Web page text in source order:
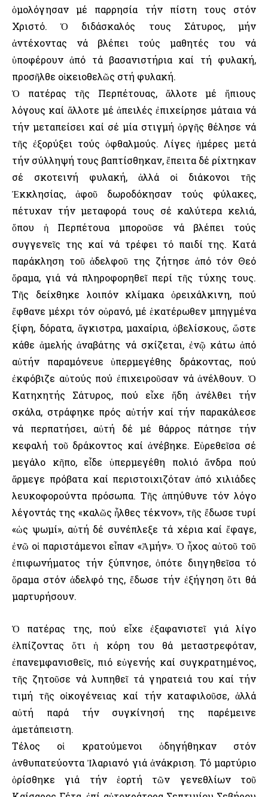
ὁμολόγησαν μέ παρρησία τήν πίστη τους στόν
Χριστό. Ὁ διδάσκαλός τους Σάτυρος, μήν
ἀντέχοντας νά βλέπει τούς μαθητές του νά
ὑποφέρουν ἀπό τά βασανιστήρια καί τή φυλακή,
προσῆλθε οἰκειοθελῶς στή φυλακή.
Ὁ πατέρας τῆς Περπέτουας, ἄλλοτε μέ ἤπιους
λόγους καί ἄλλοτε μέ ἀπειλές ἐπιχείρησε μάταια νά
τήν μεταπείσει καί σέ μία στιγμή ὀργῆς θέλησε νά
τῆς ἐξορύξει τούς ὀφθαλμούς. Λίγες ἡμέρες μετά
τήν σύλληψή τους βαπτίσθηκαν, ἔπειτα δέ ρίχτηκαν
σέ σκοτεινή φυλακή, ἀλλά οἱ διάκονοι τῆς
Ἐκκλησίας, ἀφοῦ δωροδόκησαν τούς φύλακες,
πέτυχαν τήν μεταφορά τους σέ καλύτερα κελιά,
ὅπου ἡ Περπέτουα μποροῦσε νά βλέπει τούς
συγγενεῖς της καί νά τρέφει τό παιδί της. Κατά
παράκληση τοῦ ἀδελφοῦ της ζήτησε ἀπό τόν Θεό
ὅραμα, γιά νά πληροφορηθεῖ περί τῆς τύχης τους.
Τῆς δείχθηκε λοιπόν κλίμακα ὀρειχάλκινη, πού
ἔφθανε μέχρι τόν οὐρανό, μέ ἑκατέρωθεν μπηγμένα
ξίφη, δόρατα, ἄγκιστρα, μαχαίρια, ὀβελίσκους, ὥστε
κάθε ἀμελής ἀναβάτης νά σκίζεται, ἐνῷ κάτω ἀπό
αὐτήν παραμόνευε ὑπερμεγέθης δράκοντας, πού
ἐκφόβιζε αὐτούς πού ἐπιχειροῦσαν νά ἀνέλθουν. Ὁ
Κατηχητής Σάτυρος, πού εἶχε ἤδη ἀνέλθει τήν
σκάλα, στράφηκε πρός αὐτήν καί τήν παρακάλεσε
νά περπατήσει, αὐτή δέ μέ θάρρος πάτησε τήν
κεφαλή τοῦ δράκοντος καί ἀνέβηκε. Εὑρεθεῖσα σέ
μεγάλο κῆπο, εἶδε ὑπερμεγέθη πολιό ἄνδρα πού
ἄρμεγε πρόβατα καί περιστοιχιζόταν ἀπό χιλιάδες
λευκοφορούντα πρόσωπα. Τῆς ἀπηύθυνε τόν λόγο
λέγοντάς της «καλῶς ἦλθες τέκνον», τῆς ἔδωσε τυρί
«ὡς ψωμί», αὐτή δέ συνέπλεξε τά χέρια καί ἔφαγε,
ἐνῶ οἱ παριστάμενοι εἶπαν «Ἀμήν». Ὁ ἦχος αὐτοῦ τοῦ
ἐπιφωνήματος τήν ξύπνησε, ὁπότε διηγηθεῖσα τό
ὅραμα στόν ἀδελφό της, ἔδωσε τήν ἐξήγηση ὅτι θά
μαρτυρήσουν.
Ὁ πατέρας της, πού εἶχε ἐξαφανιστεῖ γιά λίγο
ἐλπίζοντας ὅτι ἡ κόρη του θά μεταστρεφόταν,
ἐπανεμφανισθεῖς, πιό εὐγενής καί συγκρατημένος,
τῆς ζητοῦσε νά λυπηθεῖ τά γηρατειά του καί τήν
τιμή τῆς οἰκογένειας καί τήν καταφιλοῦσε, ἀλλά
αὐτή παρά τήν συγκίνησή της παρέμεινε
ἀμετάπειστη.
Τέλος οἱ κρατούμενοι ὁδηγήθηκαν στόν
ἀνθυπατεύοντα Ἰλαριανό γιά ἀνάκριση. Τό μαρτύριο
ὁρίσθηκε γιά τήν ἑορτή τῶν γενεθλίων τοῦ